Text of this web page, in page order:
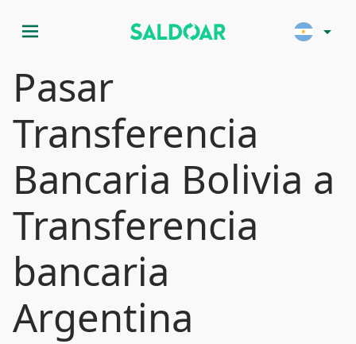
menu arrow_drop_down
Pasar
Transferencia
Bancaria Bolivia a
Transferencia
bancaria
Argentina